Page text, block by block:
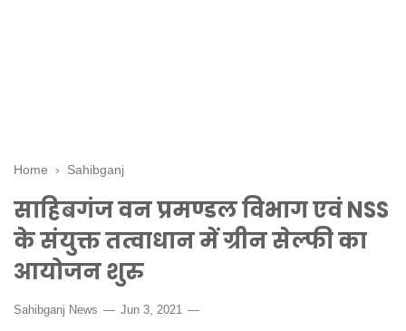
Home › Sahibganj
साहिबगंज वन प्रमण्डल विभाग एवं NSS
के संयुक्त तत्वाधान में ग्रीन सेल्फी का
आयोजन शुरु
Sahibganj News Jun 3, 2021